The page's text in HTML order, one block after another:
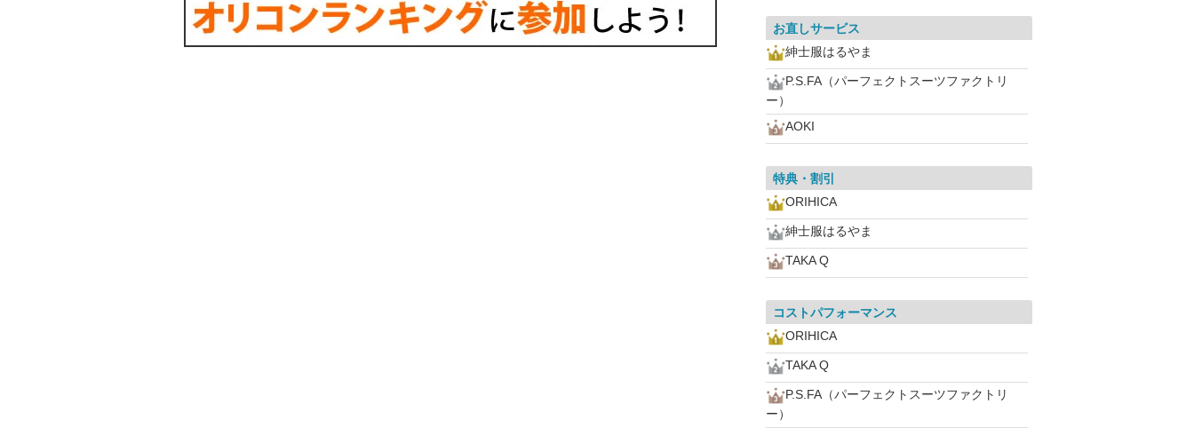
お直しサービス
紳士服はるやま
P.S.FA（パーフェクトスーツファクトリ
ー）
AOKI
特典・割引
ORIHICA
紳士服はるやま
TAKA Q
コストパフォーマンス
ORIHICA
TAKA Q
P.S.FA（パーフェクトスーツファクトリ
ー）